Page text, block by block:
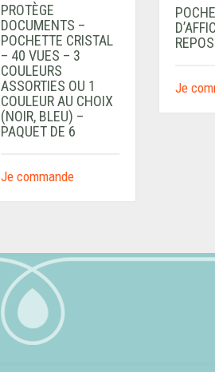
PROTÈGE
DOCUMENTS –
POCHETTE CRISTAL
– 40 VUES – 3
COULEURS
ASSORTIES OU 1
COULEUR AU CHOIX
(NOIR, BLEU) –
PAQUET DE 6
Je commande
Je